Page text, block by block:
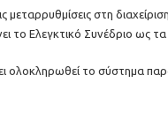
μεταρρυθμίσεις στη
το Ελεγκτικό Συνέδριο ως
ολοκληρωθεί το σύστημα